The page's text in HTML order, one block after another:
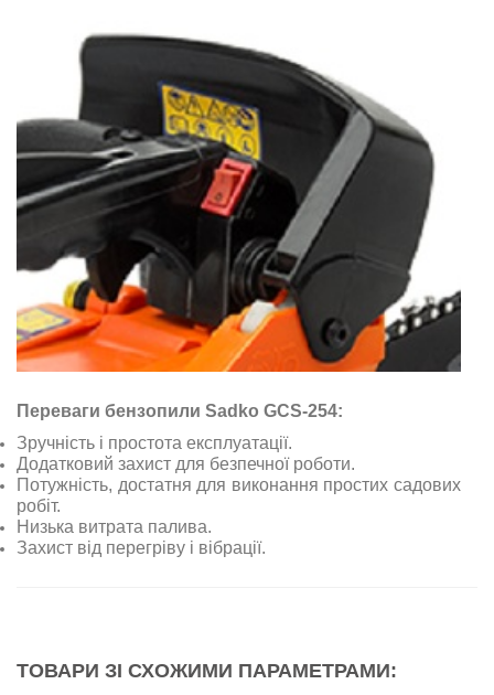
Переваги бензопили Sadko GCS-254:
Зручність і простота експлуатації.
Додатковий захист для безпечної роботи.
Потужність, достатня для виконання простих садових
робіт.
Низька витрата палива.
Захист від перегріву і вібрації.
ТОВАРИ ЗІ СХОЖИМИ ПАРАМЕТРАМИ: